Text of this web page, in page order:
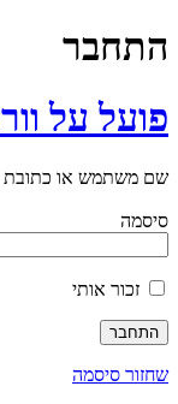
התחבר
פועל על
שם משתמש או כתובת
סיסמה
זכור אותי
שחזור סיסמה